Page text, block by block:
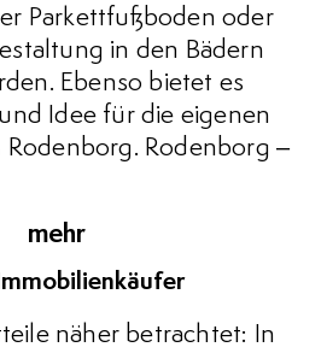
Parkettfußboden oder
in den Bädern
Ebenso bietet es
Idee für die eigenen
Rodenborg –
mehr
näher betrachtet: In